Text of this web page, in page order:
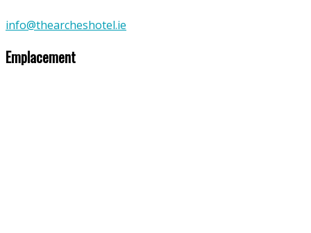
info@thearcheshotel.ie
Emplacement